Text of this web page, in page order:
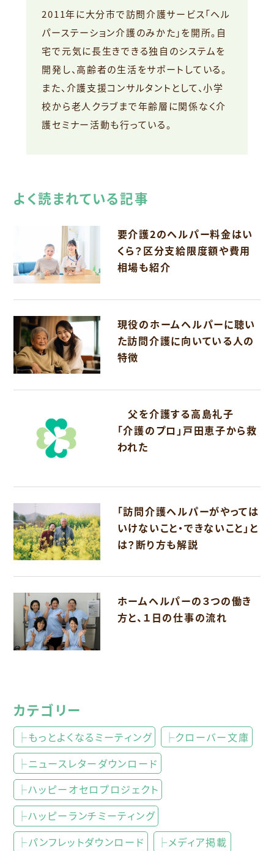
2011年に大分市で訪問介護サービス「ヘル
パーステーション介護のみかた」を開所。自
宅で元気に長生きできる独自のシステムを
開発し、高齢者の生活をサポートしている。
また、介護支援コンサルタントとして、小学
校から老人クラブまで年齢層に関係なく介
護セミナー活動も行っている。
よく読まれている記事
要介護2のヘルパー料金はい
くら？区分支給限度額や費用
相場も紹介
現役のホームヘルパーに聴い
た訪問介護に向いている人の
特徴
父を介護する高島礼子
「介護のプロ」戸田恵子から救
われた
「訪問介護ヘルパーがやっては
いけないこと・できないこと」と
は？断り方も解説
ホームヘルパーの３つの働き
方と、１日の仕事の流れ
カテゴリー
├もっとよくなるミーティング
├クローバー文庫
├ニュースレターダウンロード
├ハッピーオセロプロジェクト
├ハッピーランチミーティング
├パンフレットダウンロード
├メディア掲載